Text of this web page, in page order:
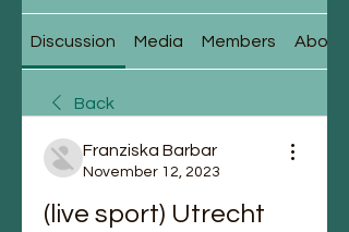
Discussion Media Members About
Back
Franziska Barbar
November 12, 2023
(live sport) Utrecht